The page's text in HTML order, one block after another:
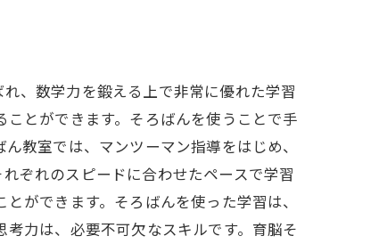
、数学力を鍛える上で非常に優れた学習
とができます。そろばんを使うことで手
教室では、マンツーマン指導をはじめ、
ぞれのスピードに合わせたペースで学習
ができます。そろばんを使った学習は、
力は、必要不可欠なスキルです。育脳そ